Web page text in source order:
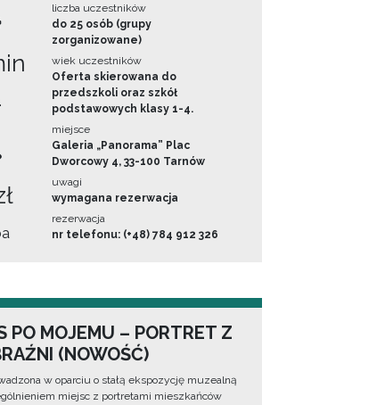
liczba uczestników
do 25 osób (grupy
zorganizowane)
wiek uczestników
Oferta skierowana do
przedszkoli oraz szkół
podstawowych klasy 1-4.
miejsce
Galeria „Panorama” Plac
Dworcowy 4, 33-100 Tarnów
uwagi
wymagana rezerwacja
rezerwacja
nr telefonu: (+48) 784 912 326
PO MOJEMU – PORTRET Z
(NOWOŚĆ)
w oparciu o stałą ekspozycję muzealną
miejsc z portretami mieszkańców